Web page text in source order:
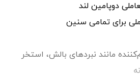
دوپامین لند
مانند نبردهای بالش، استخر